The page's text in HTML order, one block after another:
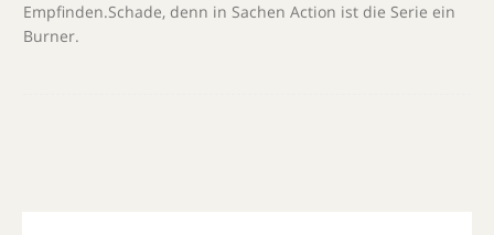
Empfinden.Schade, denn in Sachen Action ist die Serie ein
Burner.